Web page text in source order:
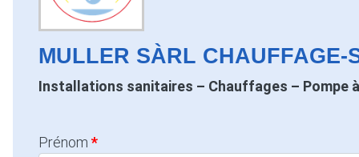
MULLER SÀRL CHAUFFAGE-
Installations sanitaires – Chauffages – Pompe
Prénom